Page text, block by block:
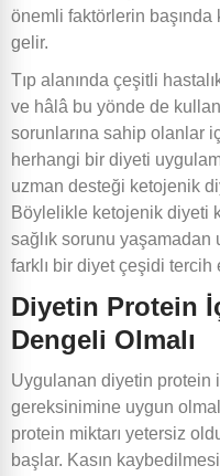
önemli faktörlerin başında
gelir.
Tıp alanında çeşitli
ve hâlâ bu yönde de
sorunlarına sahip olanlar
herhangi bir diyeti
uzman desteği ketojenik
Böylelikle ketojenik diyeti
sağlık sorunu
farklı bir diyet çeşidi
Diyetin Protein
Dengeli Olmalı
Uygulanan diyetin protein
gereksinimine uygun
protein miktarı yetersiz
başlar. Kasın
Proteinli Gıdalar ve
Hazır Paketler
Proteinli Toz İçecekler
Takviyeleri